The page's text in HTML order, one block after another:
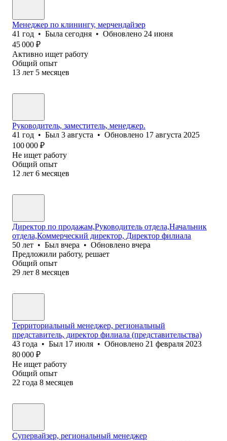
Менеджер по клинингу, мерчендайзер
41 год • Была сегодня • Обновлено 24 июня
45 000 ₽
Активно ищет работу
Общий опыт
13 лет 5 месяцев
Руководитель, заместитель, менеджер.
41 год • Был 3 августа • Обновлено 17 августа 2025
100 000 ₽
Не ищет работу
Общий опыт
12 лет 6 месяцев
Директор по продажам,Руководитель отдела,Начальник
отдела,Коммерческий директор, Директор филиала
50 лет • Был вчера • Обновлено вчера
Предложили работу, решает
Общий опыт
29 лет 8 месяцев
Территориальный менеджер, региональный
представитель, директор филиала (представительства)
43 года • Был 17 июля • Обновлено 21 февраля 2023
80 000 ₽
Не ищет работу
Общий опыт
22 года 8 месяцев
Супервайзер, региональный менеджер